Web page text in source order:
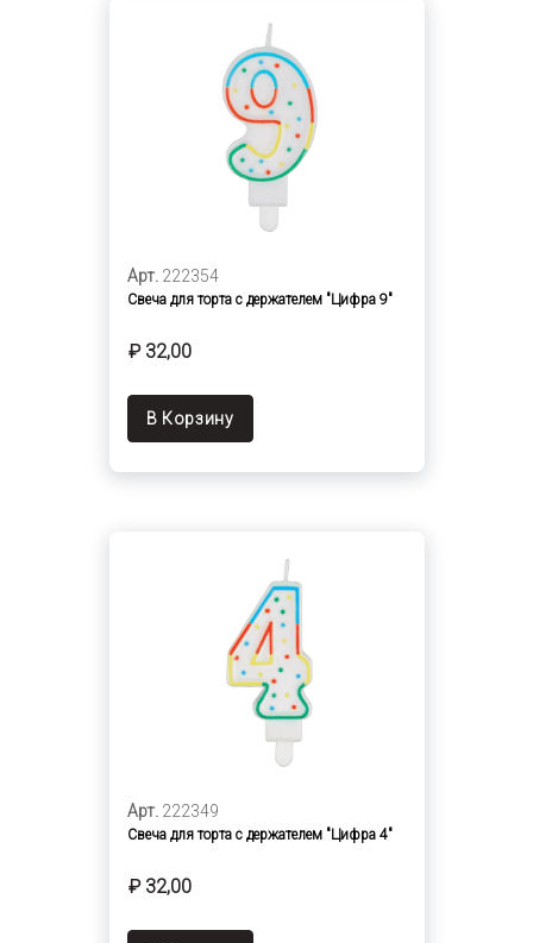
Арт. 222354
Свеча для торта с держателем "Цифра 9"
₽ 32,00
В Корзину
Арт. 222349
Свеча для торта с держателем "Цифра 4"
₽ 32,00